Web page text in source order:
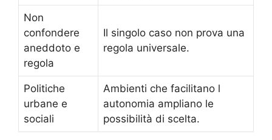
Non
confondere
aneddoto e
regola
Il singolo caso non prova una
regola universale.
Politiche
urbane e
sociali
Ambienti che facilitano l
autonomia ampliano le
possibilità di scelta.